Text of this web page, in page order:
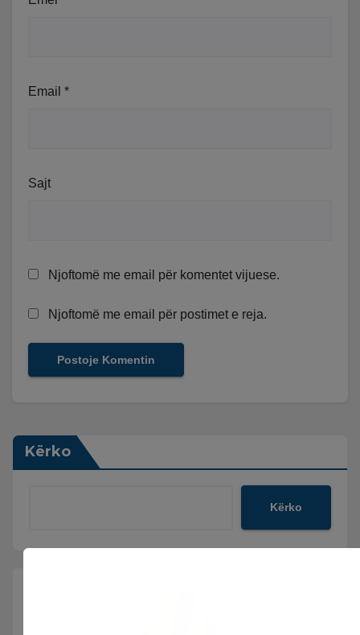
Email *
Sajt
Njoftomë me email për komentet vijuese.
Njoftomë me email për postimet e reja.
Kërko
Kërko